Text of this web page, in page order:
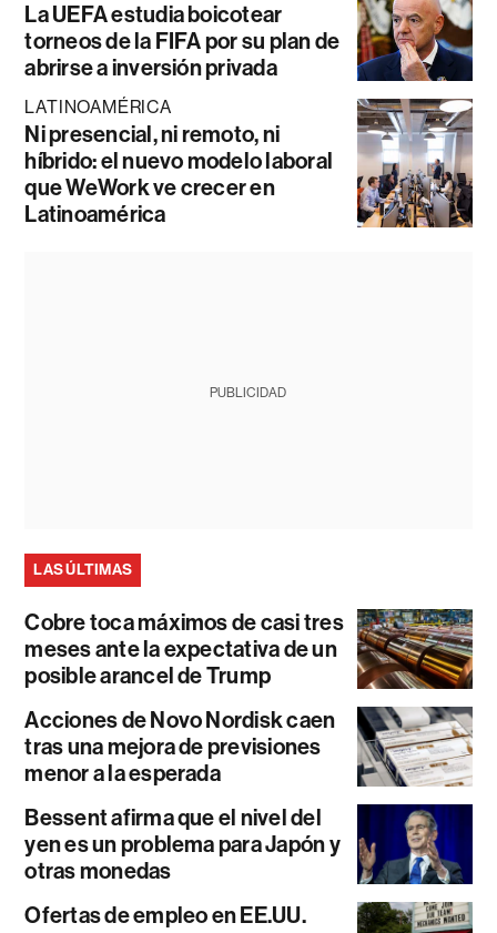
La UEFA estudia boicotear
torneos de la FIFA por su plan de
abrirse a inversión privada
LATINOAMÉRICA
Ni presencial, ni remoto, ni
híbrido: el nuevo modelo laboral
que WeWork ve crecer en
Latinoamérica
PUBLICIDAD
LAS ÚLTIMAS
Cobre toca máximos de casi tres
meses ante la expectativa de un
posible arancel de Trump
Acciones de Novo Nordisk caen
tras una mejora de previsiones
menor a la esperada
Bessent afirma que el nivel del
yen es un problema para Japón y
otras monedas
Ofertas de empleo en EE.UU.